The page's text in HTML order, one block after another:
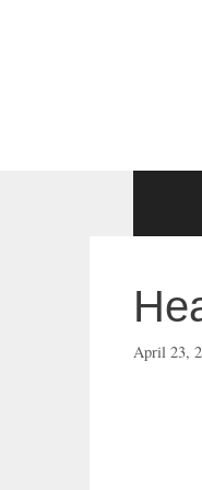
April 23,